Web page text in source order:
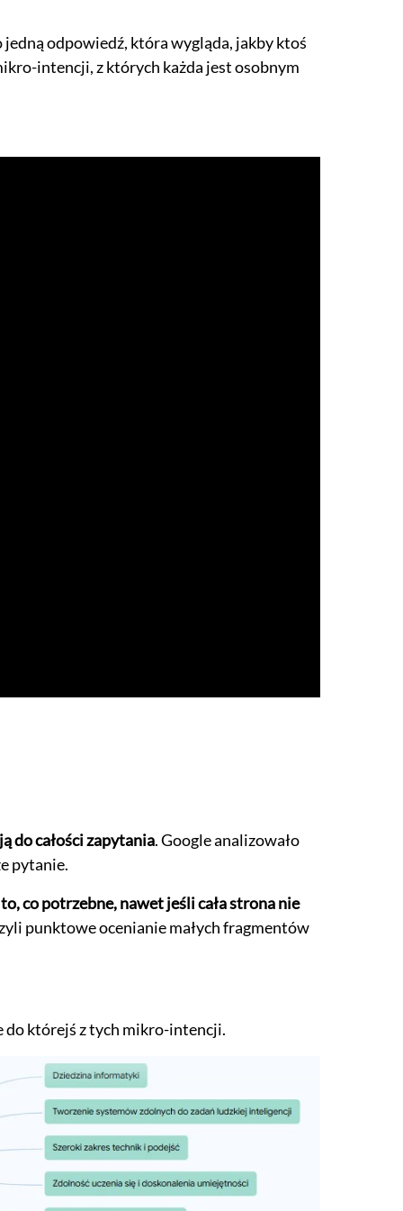
jedną odpowiedź, która wygląda, jakby ktoś
intencji, z których każda jest osobnym
do całości zapytania. Google analizowało
pytanie.
co potrzebne, nawet jeśli cała strona nie
punktowe ocenianie małych fragmentów
do którejś z tych mikro-intencji.